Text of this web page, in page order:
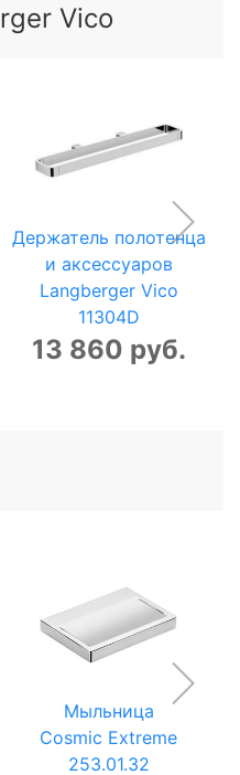
Vico
Держатель полотенца
и аксессуаров
Langberger Vico
11304D
13 860 руб.
Мыльница
Cosmic Extreme
253.01.32